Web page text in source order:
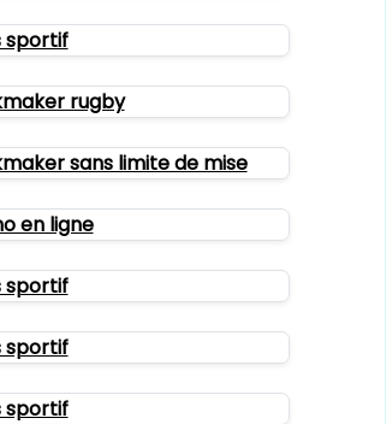
sportif
rugby
sans limite de mise
en ligne
sportif
sportif
sportif